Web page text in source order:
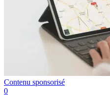
Contenu sponsorisé
0